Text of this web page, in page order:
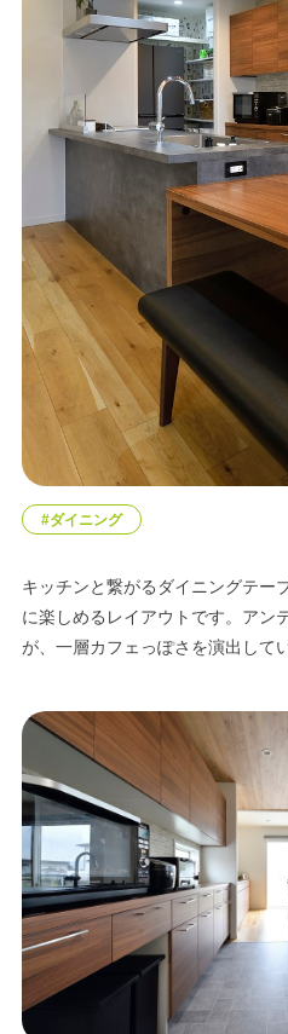
#ダイニング
キッチンと繋がるダイニングテー
に楽しめるレイアウトです。アン
が、一層カフェっぽさを演出して